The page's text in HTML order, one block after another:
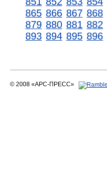
865 866 867 868
879 880 881 882
893 894 895 896
© 2008 «АРС-ПРЕСС»